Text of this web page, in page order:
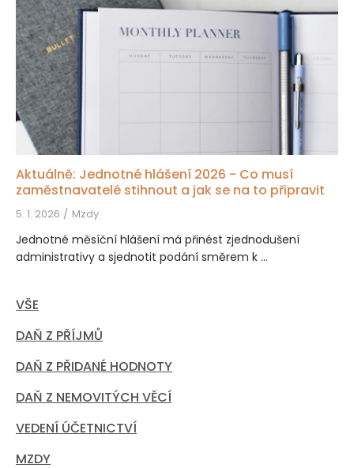
Aktuálně: Jednotné hlášení 2026 - Co musí
zaměstnavatelé stihnout a jak se na to připravit
5. 1. 2026 Mzdy
Jednotné měsíční hlášení má přinést zjednodušení
administrativy a sjednotit podání směrem k ...
VŠE
DAŇ Z PŘÍJMŮ
DAŇ Z PŘIDANÉ HODNOTY
DAŇ Z NEMOVITÝCH VĚCÍ
VEDENÍ ÚČETNICTVÍ
MZDY